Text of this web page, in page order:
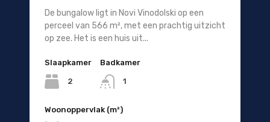
De bungalow ligt in Novi Vinodolski op een
perceel van 566 m², met een prachtig uitzicht
op zee. Het is een huis uit...
Slaapkamer
2
Badkamer
1
Woonoppervlak (m²)